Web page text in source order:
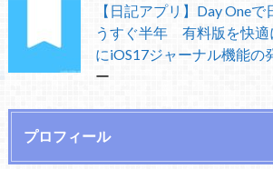
【日記アプリ】Day One
うすぐ半年 有料版を快適
にiOS17ジャーナル機能の
ー
プロフィール